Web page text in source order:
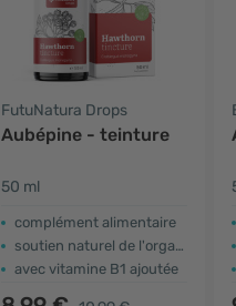
FutuNatura Drops
Aubépine - teinture
50 ml
complément alimentaire
soutien naturel de l'organisme
avec vitamine B1 ajoutée